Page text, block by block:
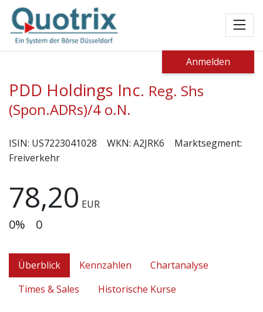
Anmelden
PDD Holdings Inc. Reg. Shs
(Spon.ADRs)/4 o.N.
ISIN: US7223041028 WKN: A2JRK6
Marktsegment:
Freiverkehr
78,20 EUR
0% 0
Überblick Kennzahlen
Chartanalyse
Times & Sales
Historische Kurse